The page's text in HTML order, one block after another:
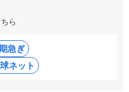
ら
急ぎ
ネット